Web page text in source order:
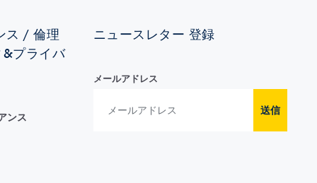
ス / 倫理
プライバ
ンス
ニュースレター 登録
メールアドレス
送信